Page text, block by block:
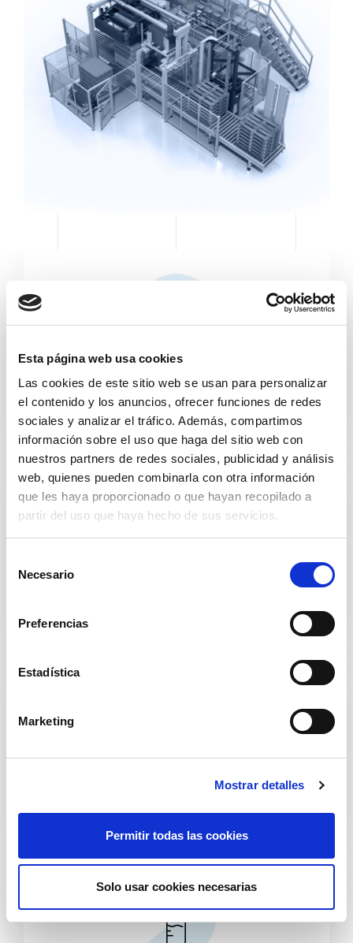
Esta página web usa cookies
Las cookies de este sitio web se usan para personalizar
el contenido y los anuncios, ofrecer funciones de redes
sociales y analizar el tráfico. Además, compartimos
información sobre el uso que haga del sitio web con
nuestros partners de redes sociales, publicidad y análisis
web, quienes pueden combinarla con otra información
que les haya proporcionado o que hayan recopilado a
partir del uso que haya hecho de sus servicios.
m
Necesario
Preferencias
Estadística
Marketing
Mostrar detalles
Permitir todas las cookies
Solo usar cookies necesarias
Cuidado personal
Limpieza del hogar